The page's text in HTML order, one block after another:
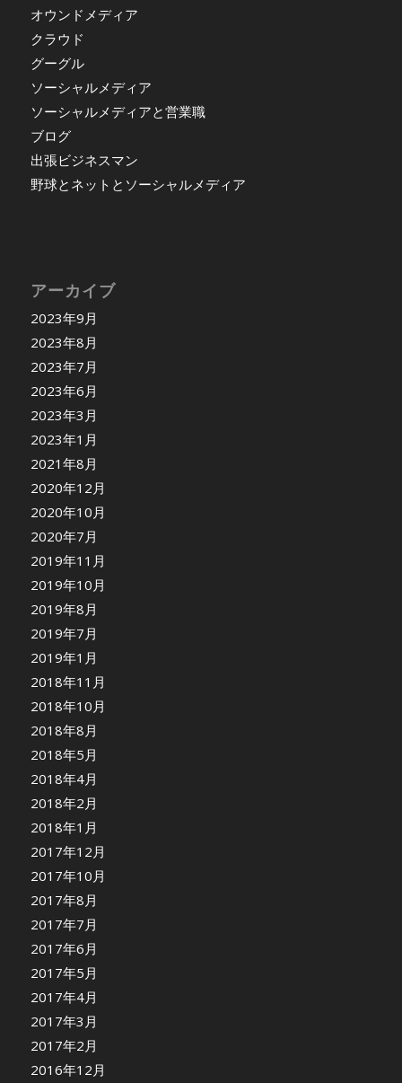
オウンドメディア
クラウド
グーグル
ソーシャルメディア
ソーシャルメディアと営業職
ブログ
出張ビジネスマン
野球とネットとソーシャルメディア
アーカイブ
2023年9月
2023年8月
2023年7月
2023年6月
2023年3月
2023年1月
2021年8月
2020年12月
2020年10月
2020年7月
2019年11月
2019年10月
2019年8月
2019年7月
2019年1月
2018年11月
2018年10月
2018年8月
2018年5月
2018年4月
2018年2月
2018年1月
2017年12月
2017年10月
2017年8月
2017年7月
2017年6月
2017年5月
2017年4月
2017年3月
2017年2月
2016年12月